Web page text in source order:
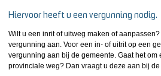
Hiervoor heeft u een vergunning nodig.
Wilt u een inrit of uitweg maken of
vergunning aan. Voor een in- of uitrit op een
vergunning aan bij de gemeente. Gaat het om
provinciale weg? Dan vraagt u deze aan bij de